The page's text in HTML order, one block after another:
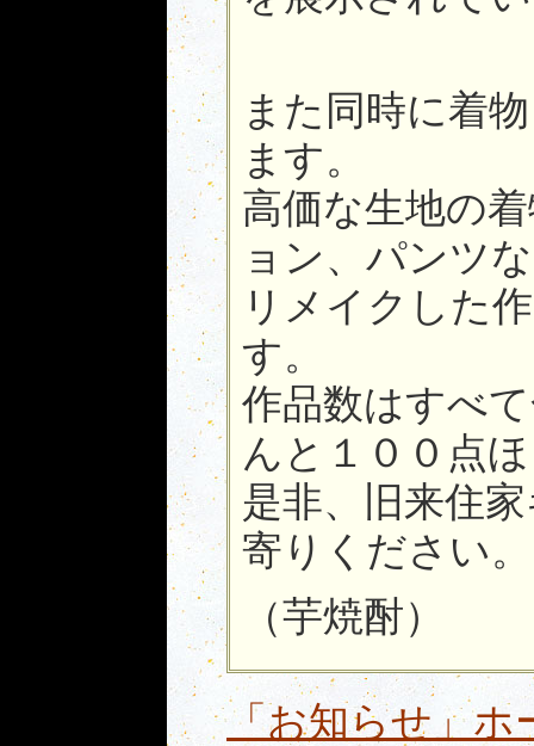
また同時に着
ます。
高価な生地の
ョン、パンツ
リメイクした
す。
作品数はすべ
んと１００点
是非、旧来住
寄りください。
（芋焼酎）
「お知らせ」ホ